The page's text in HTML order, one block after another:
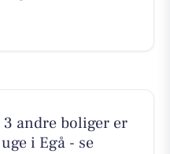
andre boliger er
i Egå - se